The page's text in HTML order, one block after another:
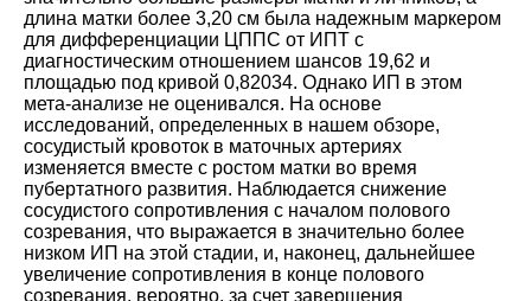
длина матки более 3,20 см была надежным маркером
для дифференциации ЦППС от ИПТ с
диагностическим отношением шансов 19,62 и
площадью под кривой 0,82034. Однако ИП в этом
мета-анализе не оценивался. На основе
исследований, определенных в нашем обзоре,
сосудистый кровоток в маточных артериях
изменяется вместе с ростом матки во время
пубертатного развития. Наблюдается снижение
сосудистого сопротивления с началом полового
созревания, что выражается в значительно более
низком ИП на этой стадии, и, наконец, дальнейшее
увеличение сопротивления в конце полового
созревания, вероятно, за счет завершения